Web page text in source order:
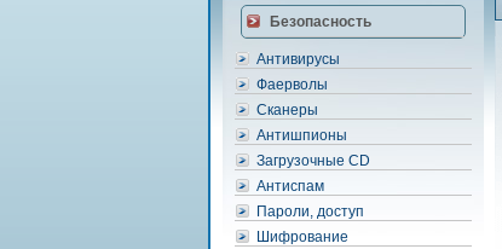
Безопасность
Антивирусы
Фаерволы
Сканеры
Антишпионы
Загрузочные CD
Антиспам
Пароли, доступ
Шифрование